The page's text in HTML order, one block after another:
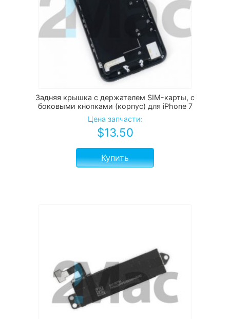
Задняя крышка с держателем SIM-карты, с
боковыми кнопками (корпус) для iPhone 7
Цена запчасти:
$13.50
Купить